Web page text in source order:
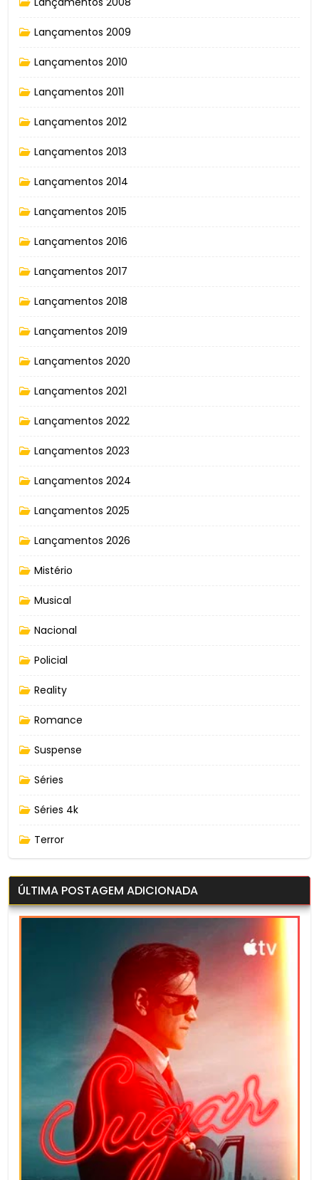
Lançamentos 2009
Lançamentos 2010
Lançamentos 2011
Lançamentos 2012
Lançamentos 2013
Lançamentos 2014
Lançamentos 2015
Lançamentos 2016
Lançamentos 2017
Lançamentos 2018
Lançamentos 2019
Lançamentos 2020
Lançamentos 2021
Lançamentos 2022
Lançamentos 2023
Lançamentos 2024
Lançamentos 2025
Lançamentos 2026
Mistério
Musical
Nacional
Policial
Reality
Romance
Suspense
Séries
Séries 4k
Terror
ÚLTIMA POSTAGEM ADICIONADA